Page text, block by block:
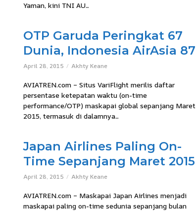
Yaman, kini TNI AU...
OTP Garuda Peringkat 67
Dunia, Indonesia AirAsia 87
April 28, 2015 Akhty Keane
AVIATREN.com – Situs VariFlight merilis daftar
persentase ketepatan waktu (on-time
performance/OTP) maskapai global sepanjang Maret
2015, termasuk di dalamnya...
Japan Airlines Paling On-
Time Sepanjang Maret 2015
April 28, 2015 Akhty Keane
AVIATREN.com – Maskapai Japan Airlines menjadi
maskapai paling on-time sedunia sepanjang bulan